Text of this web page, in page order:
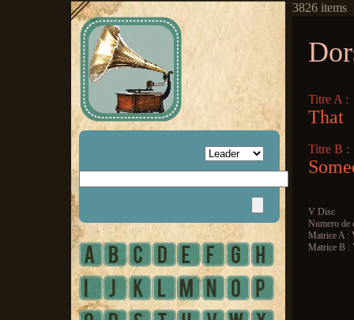
3826 items
Titre A :
That
Titre B :
V Disc
Numero de
Matrice A :
Matrice B :